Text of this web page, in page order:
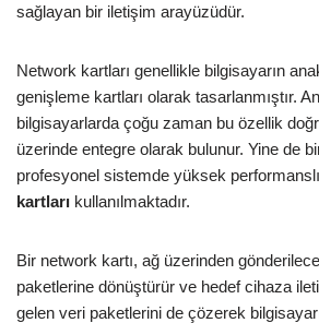
sağlayan bir iletişim arayüzüdür.
Network kartları genellikle bilgisayarın
genişleme kartları olarak tasarlanmıştır.
bilgisayarlarda çoğu zaman bu özellik
üzerinde entegre olarak bulunur. Yine de
profesyonel sistemde yüksek
kartları kullanılmaktadır.
Bir network kartı, ağ üzerinden
paketlerine dönüştürür ve hedef cihaza
gelen veri paketlerini de çözerek